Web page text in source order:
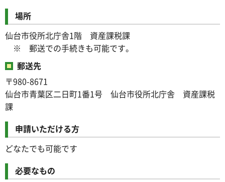
場所
仙台市役所北庁舎1階 資産課税課
※ 郵送での手続きも可能です。
郵送先
〒980-8671
仙台市青葉区二日町1番1号 仙台市役所北庁舎 資産課税
課
申請いただける方
どなたでも可能です
必要なもの